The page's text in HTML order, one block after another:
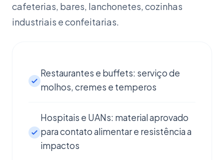
cafeterias, bares, lanchonetes, cozinhas
industriais e confeitarias.
Restaurantes e buffets: serviço de
molhos, cremes e temperos
Hospitais e UANs: material aprovado
para contato alimentar e resistência a
impactos